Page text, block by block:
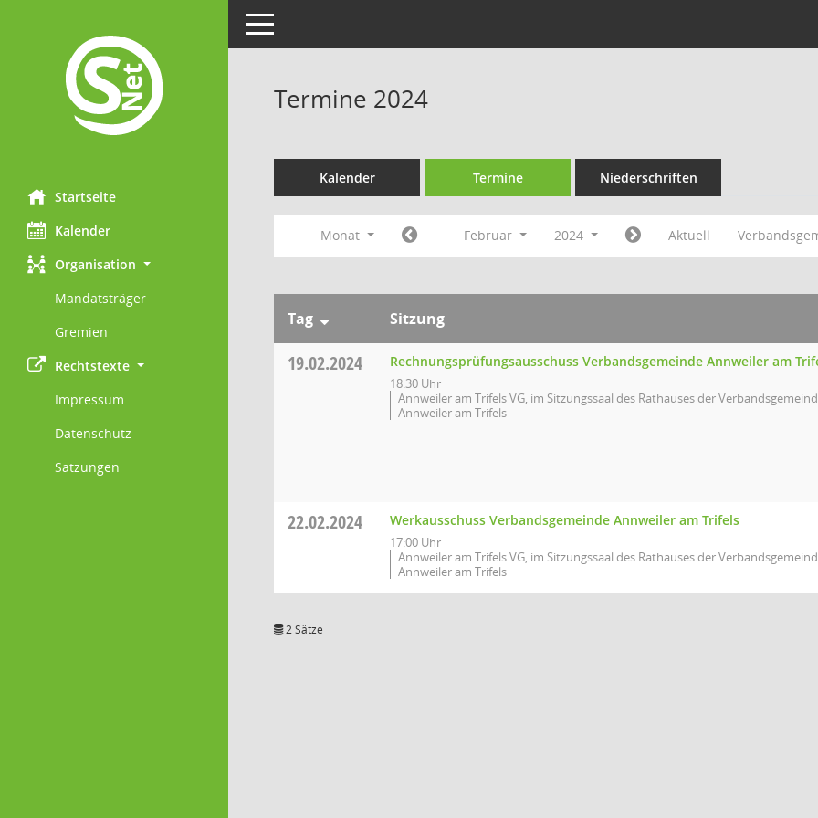
Startseite
Kalender
Organisation
Mandatsträger
Gremien
Rechtstexte
Impressum
Datenschutz
Satzungen
Toggle navigation
Termine 2024
Kalender Termine Niederschriften
Monat Februar 2024 Aktuell
Tag Sitzung
19.02.2024 Rechnungsprüfungsausschuss Verbandsgemeinde Annweiler am
18:30 Uhr
Annweiler am Trifels VG, im Sitzungssaal des Rathauses der
Annweiler am Trifels
22.02.2024 Werkausschuss Verbandsgemeinde Annweiler am Trifels
17:00 Uhr
Annweiler am Trifels VG, im Sitzungssaal des Rathauses der
Annweiler am Trifels
2 Sätze